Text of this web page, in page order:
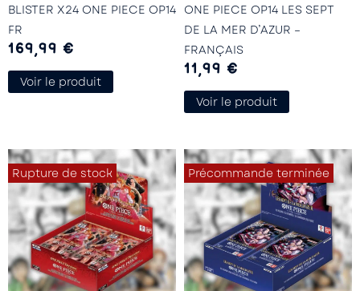
BLISTER X24 ONE PIECE OP14
FR
169,99 €
Voir le produit
ONE PIECE OP14 LES SEPT
DE LA MER D’AZUR –
FRANÇAIS
11,99 €
Voir le produit
Rupture de stock Précommande terminée